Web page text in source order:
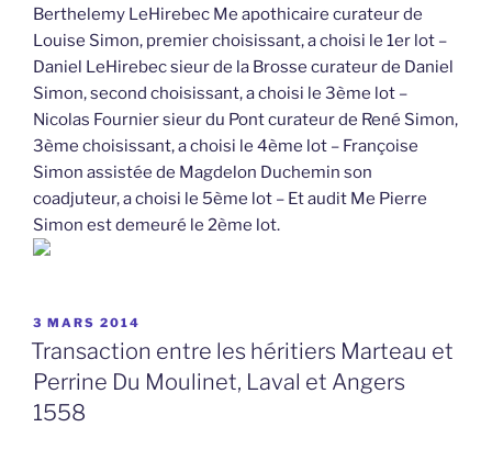
Berthelemy LeHirebec Me apothicaire curateur de
Louise Simon, premier choisissant, a choisi le 1er lot –
Daniel LeHirebec sieur de la Brosse curateur de Daniel
Simon, second choisissant, a choisi le 3ème lot –
Nicolas Fournier sieur du Pont curateur de René Simon,
3ème choisissant, a choisi le 4ème lot – Françoise
Simon assistée de Magdelon Duchemin son
coadjuteur, a choisi le 5ème lot – Et audit Me Pierre
Simon est demeuré le 2ème lot.
PUBLIÉ
LE
3 MARS 2014
Transaction entre les héritiers Marteau et
Perrine Du Moulinet, Laval et Angers
1558